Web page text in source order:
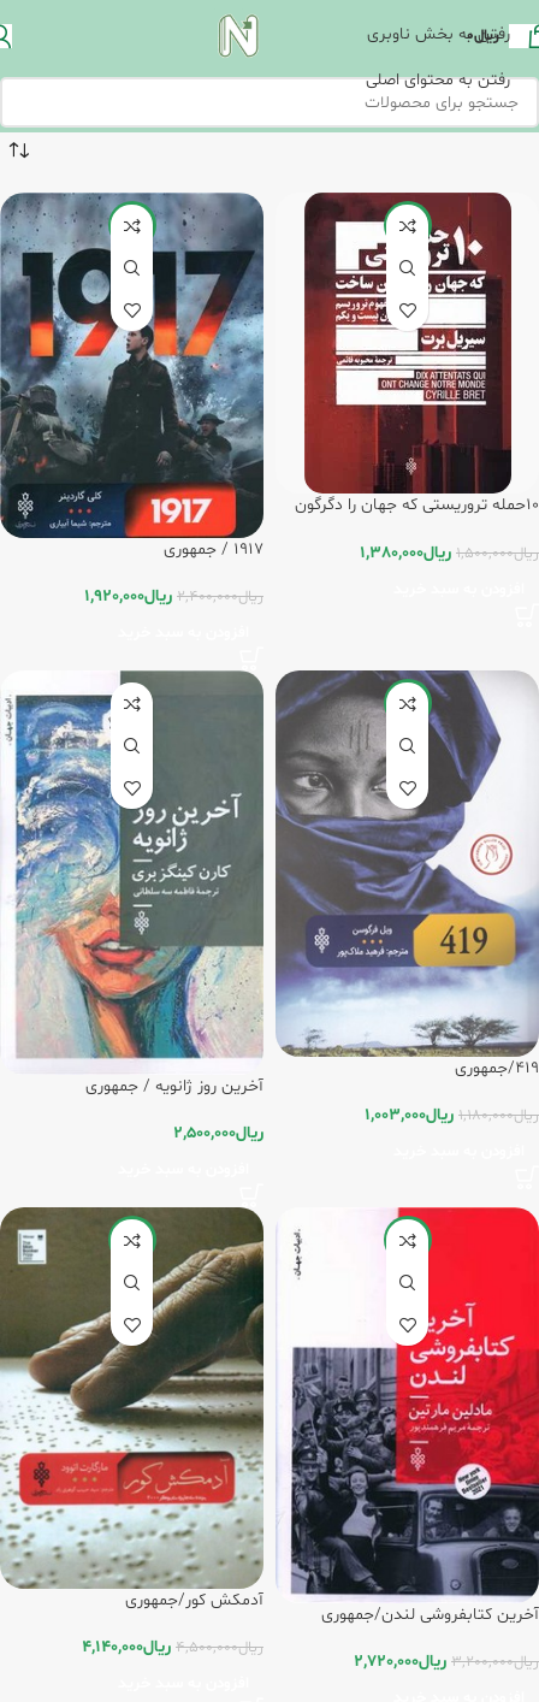
رفتن به بخش ناوبری
رفتن به محتوای اصلی
ریال0
-8%
10حمله تروریستی که جهان را دگرگون
ریال1,500,000 ریال1,380,000
-20%
1917 / جمهوری
ریال2,400,000 ریال1,920,000
-15%
419/جمهوری
ریال1,180,000 ریال1,003,000
آخرین روز ژانویه / جمهوری
ریال2,500,000
-15%
آخرین کتابفروشی لندن/جمهوری
ریال3,200,000 ریال2,720,000
-8%
آدمکش کور/جمهوری
ریال4,500,000 ریال4,140,000